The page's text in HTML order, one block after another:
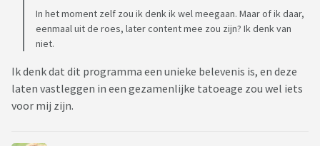
In het moment zelf zou ik denk ik wel meegaan. Maar of ik daar,
eenmaal uit de roes, later content mee zou zijn? Ik denk van
niet.
Ik denk dat dit programma een unieke belevenis is, en deze
laten vastleggen in een gezamenlijke tatoeage zou wel iets
voor mij zijn.